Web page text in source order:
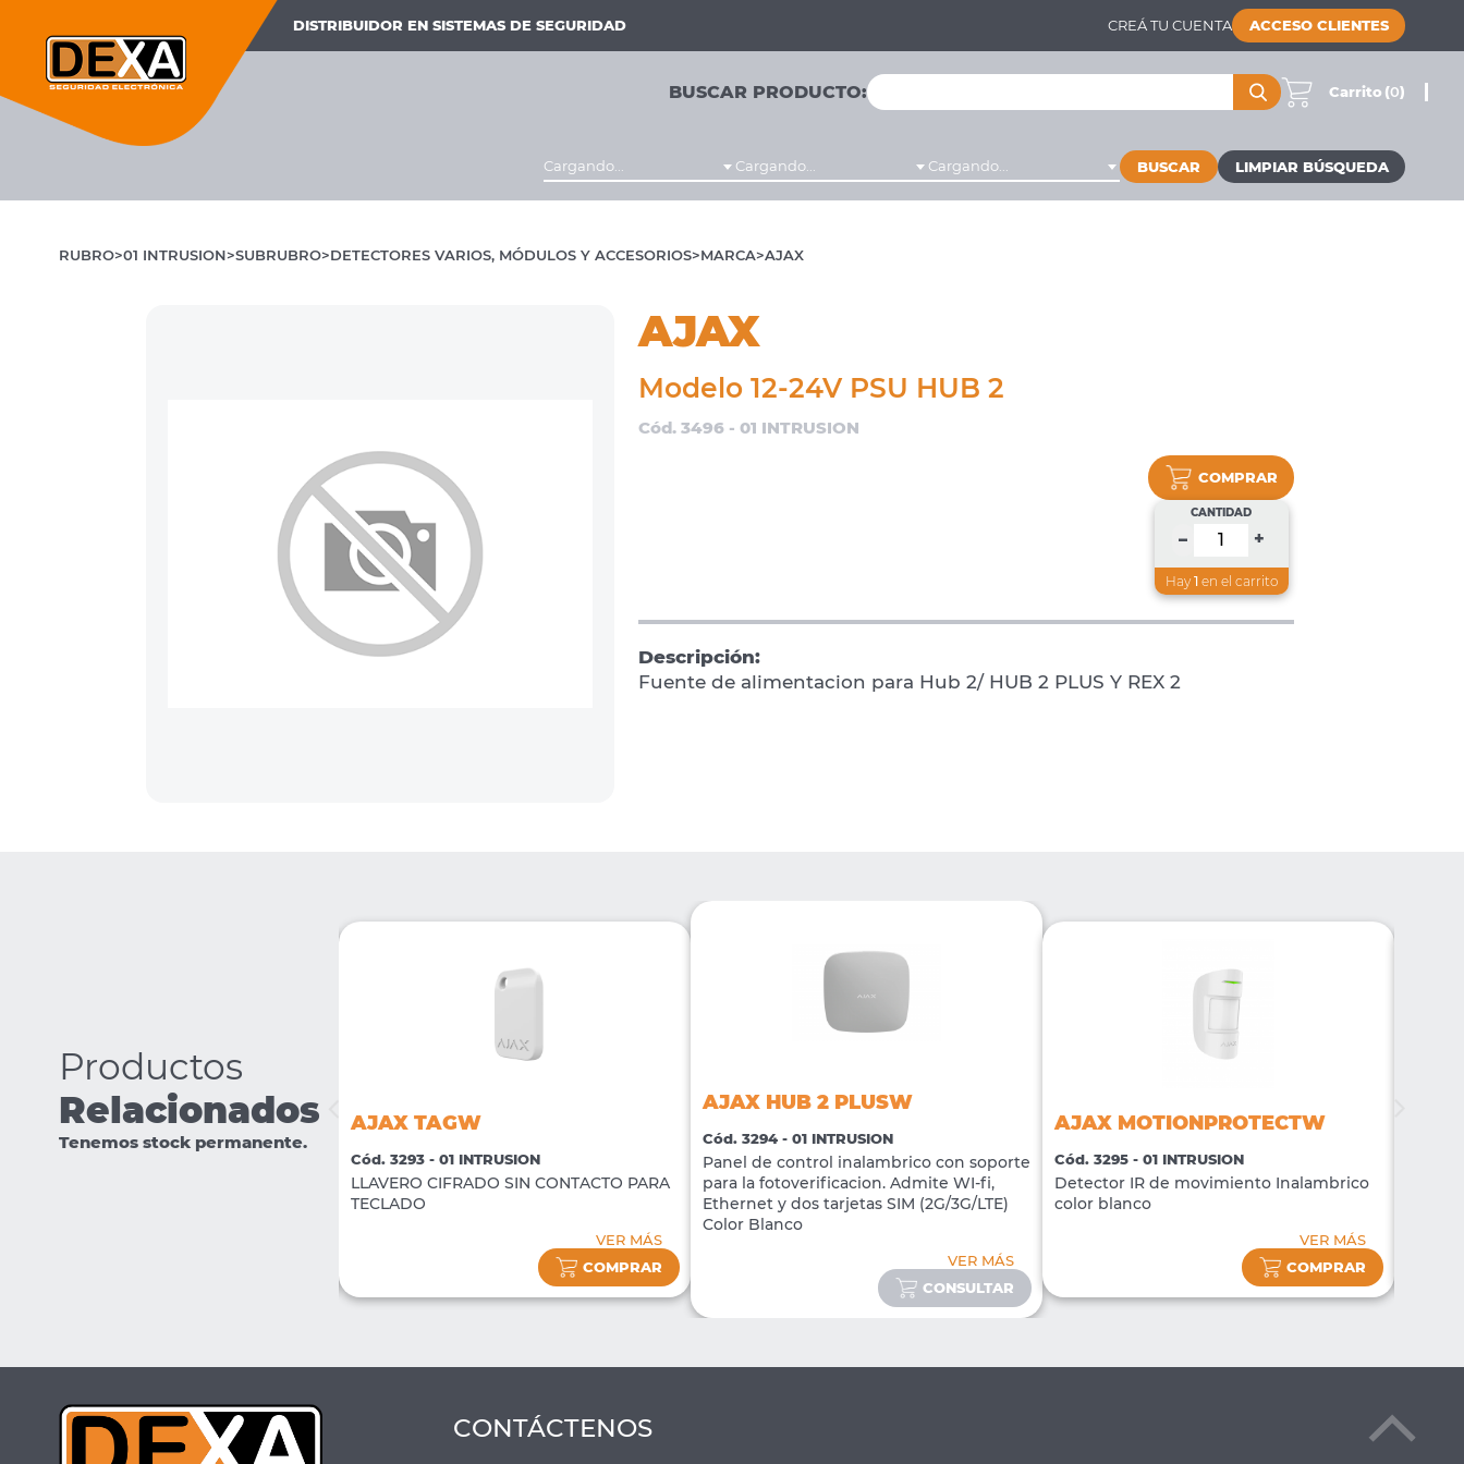
DISTRIBUIDOR EN SISTEMAS DE SEGURIDAD CREÁ TU CUENTA ACCESO CLIENTES
BUSCAR PRODUCTO: Carrito (0)
Cargando... Cargando... Cargando... BUSCAR
RUBRO 01 INTRUSION SUBRUBRO DETECTORES VARIOS, MÓDULOS Y ACCESORIOS MARCA AJAX
AJAX
Modelo 12-24V PSU HUB 2
Cód. 3496 - 01 INTRUSION
COMPRAR
CANTIDAD
– +
Hay 1en el carrito
Descripción:
Fuente de alimentacion para Hub 2/ HUB 2 PLUS Y REX 2
Productos
Relacionados
Tenemos stock permanente.
TRANSMITTER AJAX TAGW
Cód. 3293 - 01 INTRUSION
LLAVERO CIFRADO SIN CONTACTO PARA
TECLADO
VER MÁS
COMPRAR
AJAX HUB 2 PLUSW
Cód. 3294 - 01 INTRUSION
Panel de control inalambrico con soporte
para la fotoverificacion. Admite WI-fi,
Ethernet y dos tarjetas SIM (2G/3G/LTE)
Color Blanco
VER MÁS
CONSULTAR
AJAX MOTIONPROTECTW
Cód. 3295 - 01 INTRUSION
Detector IR de movimiento Inalambrico
color blanco
VER MÁS
COMPRAR
CONTÁCTENOS